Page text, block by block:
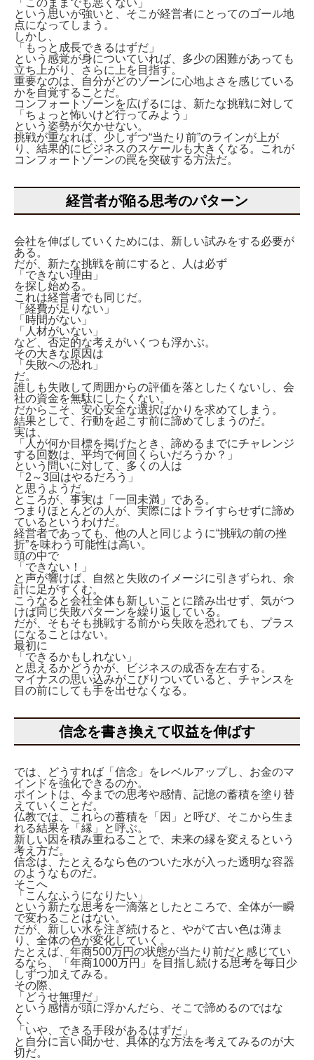
「このままでも悪くない」
という思いが強いと、そこが経営者にとってのゴール地
点になってしまう。
しかし、
「もっと成長できるはずだ」
という感覚が身についていれば、多少の困難があっても
立ち上がり、さらに上を目指す。
重要なのは、自分がどのゾーンに心地よさを感じている
かを自覚することだ。
コンフォートゾーンを広げるには、新たな挑戦に対して
「ちょっと怖いけど行ってみよう」
という姿勢が欠かせない。
挑戦が重なれば、少しずつ“当たり前”のラインが上が
り、結果的にビジネスのスケールも大きくなる。これが
コンフォートゾーンの罠を突破する方法だ。
経営者が陥る思考のパターン
会社を伸ばしていくためには、新しい試みをする必要が
ある。
だが、新たな挑戦を前にすると、人は必ず
「できない理由」
を探し始める。
これは経営者でも同じだ。
「経費が足りない」
「時間がない」
「人材がいない」
など、否定的な考えがいくつも浮かぶ。
その大きな原因は
「失敗への恐れ」
だ。
誰しも失敗して周囲からの評価を落としたくないし、会
社の資金を無駄にしたくない。
だからこそ、安心安全な選択ばかりを求めてしまう。
結果として、行動を起こす前に諦めてしまうのだ。
実は、
「人が何か目標を掲げたとき、諦めるまでにチャレンジ
する回数は、平均で何回くらいだろうか？」
という問いに対して、多くの人は
「2～3回はやるだろう」
と思うようだ。
ところが、事実は「一回未満」である。
つまりほとんどの人が、実際にはトライすらせずに諦め
ているというわけだ。
経営者であっても、他の人と同じように“挑戦の前の挫
折”を味わう可能性は高い。
頭の中で
「できない！」
と声が響けば、自然と失敗のイメージに引きずられ、余
計に足がすくむ。
こうなると会社全体も新しいことに踏み出せず、気がつ
けば同じ失敗パターンを繰り返している。
だが、そもそも挑戦する前から失敗を恐れても、プラス
になることはない。
最初に
「できるかもしれない」
と思えるかどうかが、ビジネスの成否を左右する。
マイナスの思い込みがこびりついていると、チャンスを
目の前にしても手を出せなくなる。
信念を書き換えて収益を伸ばす
では、どうすれば「信念」をレベルアップし、お金のマ
インドを強化できるのか。
ポイントは、今までの思考や感情、記憶の蓄積を塗り替
えていくことだ。
仏教では、これらの蓄積を「因」と呼び、そこから生ま
れる結果を「縁」と呼ぶ。
新しい因を積み重ねることで、未来の縁を変えるという
考え方だ。
信念は、たとえるなら色のついた水が入った透明な容器
のようなものだ。
そこへ
「こんなふうになりたい」
という新たな思考を一滴落としたところで、全体が一瞬
で変わることはない。
だが、新しい水を注ぎ続けると、やがて古い色は薄ま
り、全体の色が変化していく。
たとえば、年商500万円の状態が当たり前だと感じてい
るなら、「年商1000万円」を目指し続ける思考を毎日少
しずつ加えてみる。
その際、
「どうせ無理だ」
という感情が頭に浮かんだら、そこで諦めるのではな
く、
「いや、できる手段があるはずだ」
と自分に言い聞かせ、具体的な方法を考えてみるのが大
切だ。